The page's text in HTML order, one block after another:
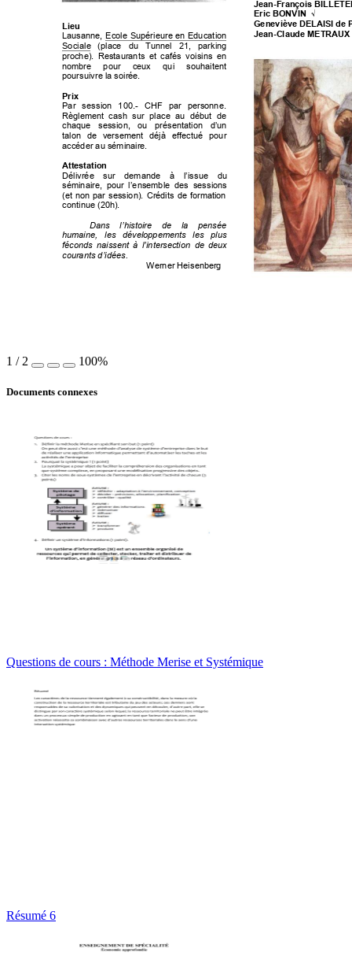
Lieu
Lausanne, Ecole Supérieure en Education
Sociale
(place du Tunnel 21,
parking
proche).
Restaurants et cafés voisins en
nombre
pour ceux qui
souhaitent
poursuivre la soirée.
Prix
Par
session 100.- CHF pa
r personne.
Règlement  cash
sur place au début
de
chaque
session, ou présentation
d’un
talon
de versement déj
à effectué pour
accéder au séminaire.
Attestati on
Délivrée sur demande à l
’
i
ssue du
séminaire, pour l’ensemb le des
sessions
(et non par session). Crédits de formation
continue (20h).
Dans l’histoire de la
pensée
humaine,
les développements les
plus
féconds naissent à l’intersection de deux
courants d’idées.
            Wern
er Heisenberg
Jean-François
Eric BONVI N √
Geneviève DELAISI de
Jean-Claude METRAUX
1 / 2 100%
Documents connexes
Questions de cours : Méthode Merise et Systémique
Résumé 6